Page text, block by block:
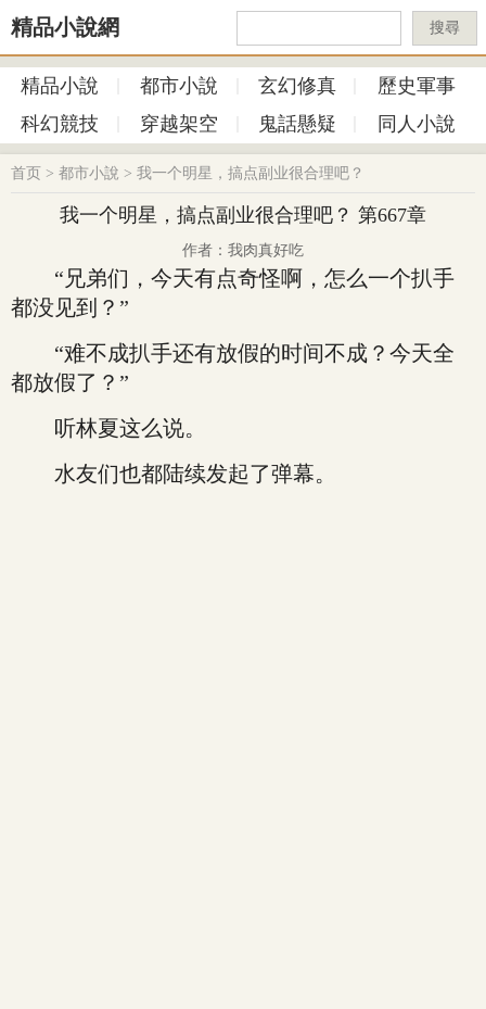
精品小說網 搜尋
精品小說 都市小說 玄幻修真
歷史軍事
科幻競技
穿越架空 鬼話懸疑 同人小說
首页 > 都市小說 > 我一个明星，搞点副业很合理吧？
我一个明星，搞点副业很合理吧？ 第667章
作者：我肉真好吃
“兄弟们，今天有点奇怪啊，怎么一个扒手
都没见到？”
“难不成扒手还有放假的时间不成？今天全
都放假了？”
听林夏这么说。
水友们也都陆续发起了弹幕。